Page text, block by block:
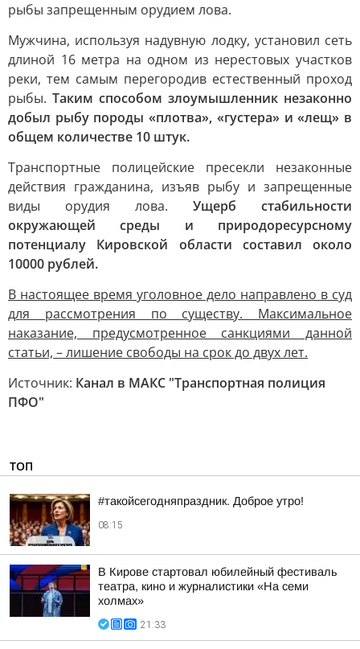
рыбы запрещенным орудием лова.
Мужчина, используя надувную лодку, установил сеть
длиной 16 метра на одном из нерестовых участков
реки, тем самым перегородив естественный проход
рыбы. Таким способом злоумышленник незаконно
добыл рыбу породы «плотва», «густера» и «лещ» в
общем количестве 10 штук.
Транспортные полицейские пресекли незаконные
действия гражданина, изъяв рыбу и запрещенные
виды орудия лова. Ущерб стабильности
окружающей среды и природоресурсному
потенциалу Кировской области составил около
10000 рублей.
В настоящее время уголовное дело направлено в суд
для рассмотрения по существу. Максимальное
наказание, предусмотренное санкциями данной
статьи, – лишение свободы на срок до двух лет.
Источник: Канал в МАКС "Транспортная полиция
ПФО"
ТОП
#такойсегодняпраздник. Доброе утро!
08:15
В Кирове стартовал юбилейный фестиваль
театра, кино и журналистики «На семи
холмах»
21:33